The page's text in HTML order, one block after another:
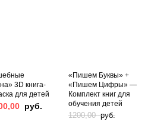
3D книга-
для детей
руб.
«Пишем Буквы» +
«Пишем Цифры» —
Комплект книг для
обучения детей
1200,00руб.